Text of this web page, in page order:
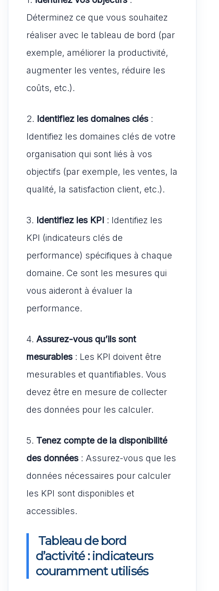
Déterminez ce que vous souhaitez
réaliser avec le tableau de bord (par
exemple, améliorer la productivité,
augmenter les ventes, réduire les
coûts, etc.).
2. Identifiez les domaines clés:
Identifiez les domaines clés de votre
organisation qui sont liés à vos
objectifs (par exemple, les ventes, la
qualité, la satisfaction client, etc.).
3. Identifiez les KPI : Identifiez les
KPI (indicateurs clés de
performance) spécifiques à chaque
domaine. Ce sont les mesures qui
vous aideront à évaluer la
performance.
4. Assurez-vous qu’ils sont
mesurables : Les KPI doivent être
mesurables et quantifiables. Vous
devez être en mesure de collecter
des données pour les calculer.
5. Tenez compte de la disponibilité
des données: Assurez-vous que les
données nécessaires pour calculer
les KPI sont disponibles et
accessibles.
Tableau de bord
d’activité : indicateurs
couramment utilisés